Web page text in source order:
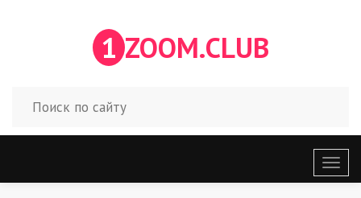
1 ZOOM.CLUB
меню